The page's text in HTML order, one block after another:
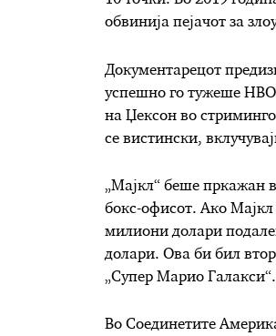
обвинија пејачот за
Документарецот
успешно го тужеше
на Џексон во
се вистински,
„Мајкл“ беше пркажан
бокс-офисот. Ако
милиони долари
долари. Ова би бил
„Супер Марио Галакси“.
Во Соединетите